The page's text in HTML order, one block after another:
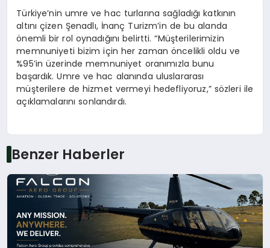
Türkiye’nin umre ve hac turlarına sağladığı katkının
altını çizen Şenadlı, İnanç Turizm’in de bu alanda
önemli bir rol oynadığını belirtti. “Müşterilerimizin
memnuniyeti bizim için her zaman öncelikli oldu ve
%95’in üzerinde memnuniyet oranımızla bunu
başardık. Umre ve hac alanında uluslararası
müşterilere de hizmet vermeyi hedefliyoruz,” sözleri ile
açıklamalarını sonlandırdı.
Benzer Haberler